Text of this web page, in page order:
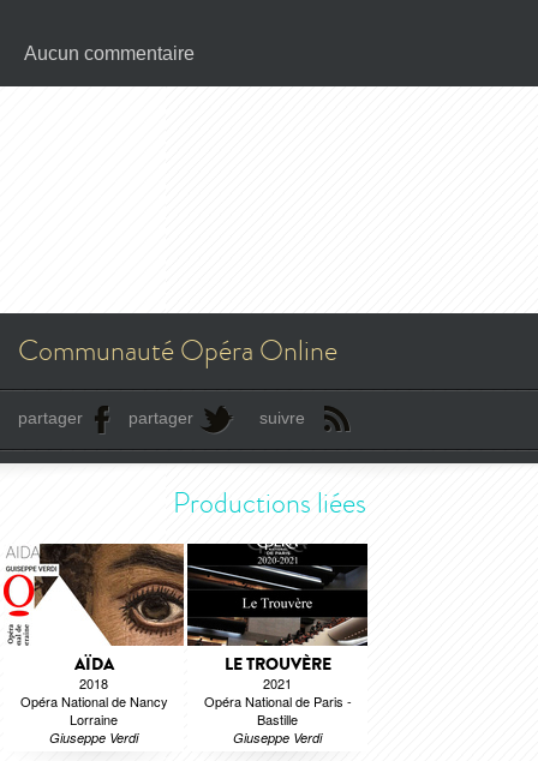
Aucun commentaire
Communauté Opéra Online
partager partager suivre
Productions liées
AÏDA
2018
Opéra National de Nancy
Lorraine
Giuseppe Verdi
LE TROUVÈRE
2021
Opéra National de Paris -
Bastille
Giuseppe Verdi